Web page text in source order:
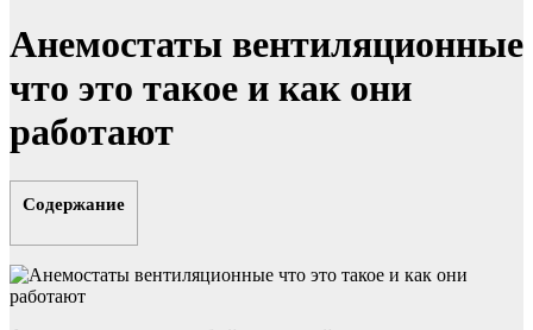
Анемостаты вентиляционные
что это такое и как они
работают
Содержание